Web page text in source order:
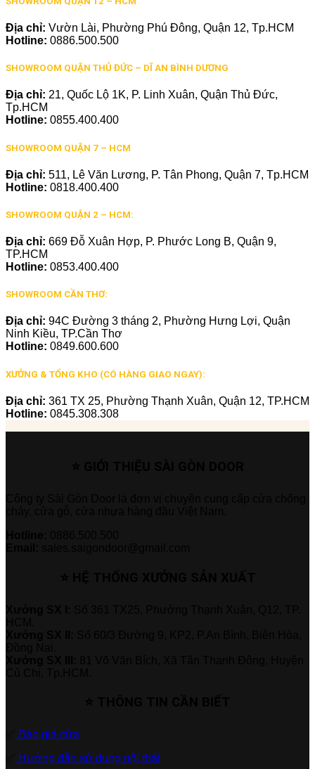
Địa chỉ: Vườn Lài, Phường Phú Đông, Quận 12, Tp.HCM
Hotline: 0886.500.500
SHOWROOM QUẬN THỦ ĐỨC – DĨ AN BÌNH DƯƠNG
Địa chỉ: 21, Quốc Lộ 1K, P. Linh Xuân, Quận Thủ Đức,
Tp.HCM
Hotline: 0855.400.400
SHOWROOM QUẬN 7 – HCM
Địa chỉ: 511, Lê Văn Lương, P. Tân Phong, Quận 7, Tp.HCM
Hotline: 0818.400.400
SHOWROOM QUẬN 2 – HCM:
Địa chỉ: 669 Đỗ Xuân Hợp, P. Phước Long B, Quận 9,
TP.HCM
Hotline: 0853.400.400
SHOWROOM CẦN THƠ:
Địa chỉ: 94C Đường 3 tháng 2, Phường Hưng Lợi, Quận
Ninh Kiều, TP.Cần Thơ
Hotline: 0849.600.600
XƯỞNG & TỔNG KHO (CÓ HÀNG GIAO NGAY):
Địa chỉ: 361 TX 25, Phường Thạnh Xuân, Quận 12, TP.HCM
Hotline: 0845.308.308
Báo giá cửa
Hướng dẫn sử dụng nội thất